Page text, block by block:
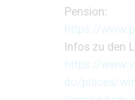
Pension:
https://
Infos zu den
https://
do/places/